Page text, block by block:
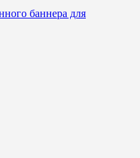
баннера для